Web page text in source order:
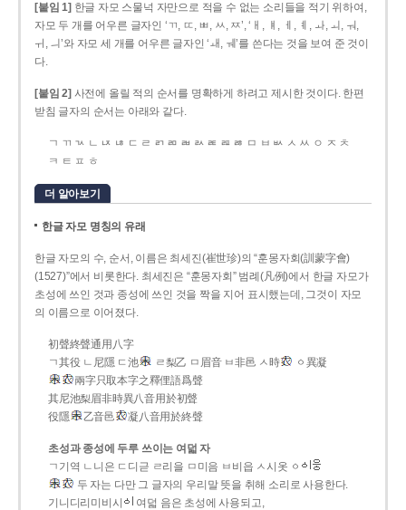
[붙임 1] 한글 자모 스물넉 자만으로 적을 수 없는 소리들을 적기 위하여,
자모 두 개를 어우른 글자인 ‘ㄲ, ㄸ, ㅃ, ㅆ, ㅉ’, ‘ㅐ, ㅒ, ㅔ, ㅖ, ㅘ, ㅚ, ㅝ,
ㅟ, ㅢ’와 자모 세 개를 어우른 글자인 ‘ㅙ, ㅞ’를 쓴다는 것을 보여 준 것이
다.
[붙임 2] 사전에 올릴 적의 순서를 명확하게 하려고 제시한 것이다. 한편
받침 글자의 순서는 아래와 같다.
ㄱ ㄲ ㄳ ㄴ ㄵ ㄶ ㄷ ㄹ ㄺ ㄻ ㄼ ㄽ ㄾ ㄿ ㅀ ㅁ ㅂ ㅄ ㅅ ㅆ ㅇ ㅈ ㅊ
ㅋ ㅌ ㅍ ㅎ
더 알아보기
한글 자모 명칭의 유래
한글 자모의 수, 순서, 이름은 최세진(崔世珍)의 “훈몽자회(訓蒙字會)
(1527)”에서 비롯한다. 최세진은 “훈몽자회” 범례(凡例)에서 한글 자모가
초성에 쓰인 것과 종성에 쓰인 것을 짝을 지어 표시했는데, 그것이 자모
의 이름으로 이어졌다.
初聲終聲通用八字
ㄱ其役 ㄴ尼隱 ㄷ池
ㄹ梨乙 ㅁ眉音 ㅂ非邑 ㅅ時
ㆁ異凝
兩字只取本字之釋俚語爲聲
其尼池梨眉非時異八音用於初聲
役隱
乙音邑 凝八音用於終聲
초성과 종성에 두루 쓰이는 여덟 자
ㄱ기역 ㄴ니은 ㄷ디귿 ㄹ리을 ㅁ미음 ㅂ비읍 ㅅ시옷 ㆁ
두 자는 다만 그 글자의 우리말 뜻을 취해 소리로 사용한다.
기니디리미비시
여덟 음은 초성에 사용되고,